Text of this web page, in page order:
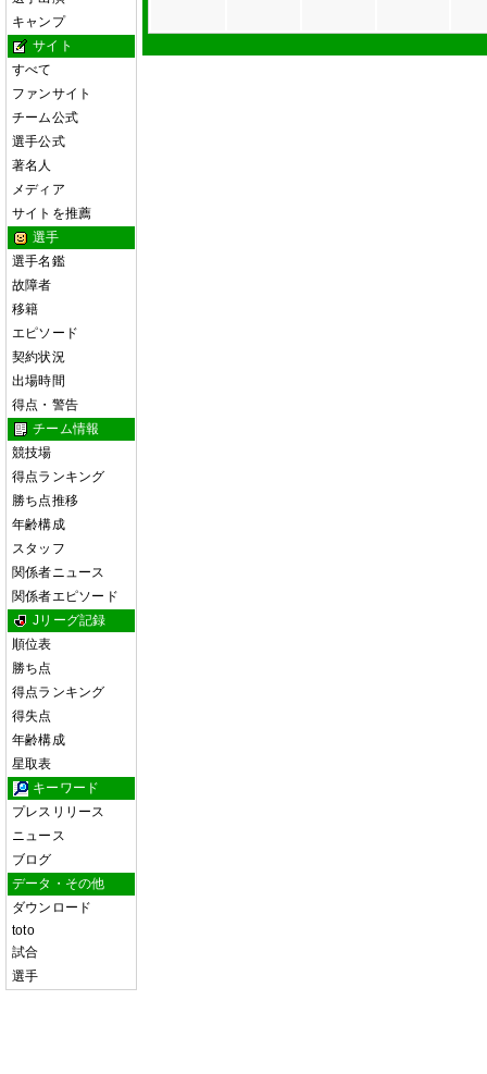
キャンプ
サイト
すべて
ファンサイト
チーム公式
選手公式
著名人
メディア
サイトを推薦
選手
選手名鑑
故障者
移籍
エピソード
契約状況
出場時間
得点・警告
チーム情報
競技場
得点ランキング
勝ち点推移
年齢構成
スタッフ
関係者ニュース
関係者エピソード
Jリーグ記録
順位表
勝ち点
得点ランキング
得失点
年齢構成
星取表
キーワード
プレスリリース
ニュース
ブログ
データ・その他
ダウンロード
toto
試合
選手